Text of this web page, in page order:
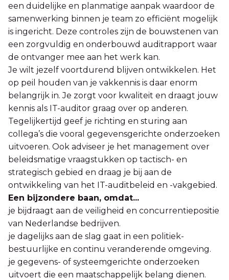
een duidelijke en planmatige aanpak waardoor de
samenwerking binnen je team zo efficiënt mogelijk
is ingericht. Deze controles zijn de bouwstenen van
een zorgvuldig en onderbouwd auditrapport waar
de ontvanger mee aan het werk kan.
Je wilt jezelf voortdurend blijven ontwikkelen. Het
op peil houden van je vakkennis is daar enorm
belangrijk in. Je zorgt voor kwaliteit en draagt jouw
kennis als IT-auditor graag over op anderen.
Tegelijkertijd geef je richting en sturing aan
collega’s die vooral gegevensgerichte onderzoeken
uitvoeren. Ook adviseer je het management over
beleidsmatige vraagstukken op tactisch- en
strategisch gebied en draag je bij aan de
ontwikkeling van het IT-auditbeleid en -vakgebied.
Een bijzondere baan, omdat...
je bijdraagt aan de veiligheid en concurrentiepositie
van Nederlandse bedrijven.
je dagelijks aan de slag gaat in een politiek-
bestuurlijke en continu veranderende omgeving.
je gegevens- of systeemgerichte onderzoeken
uitvoert die een maatschappelijk belang dienen.